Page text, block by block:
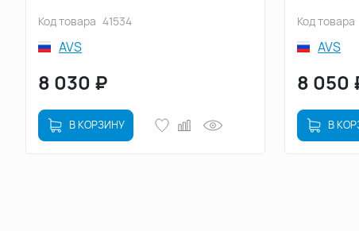
Код товара 41534
AVS
8 030 ₽
В КОРЗИНУ
Код товара
AVS
8 050
В